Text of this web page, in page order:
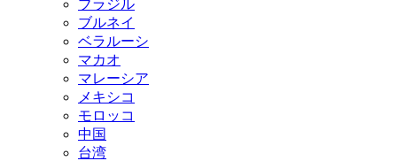
ブラジル
ブルネイ
ベラルーシ
マカオ
マレーシア
メキシコ
モロッコ
中国
台湾